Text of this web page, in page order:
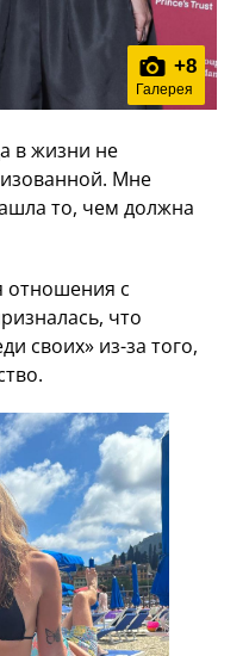
+8
Галерея
в жизни не
Мне
то, чем должна
отношения с
что
своих» из-за того,